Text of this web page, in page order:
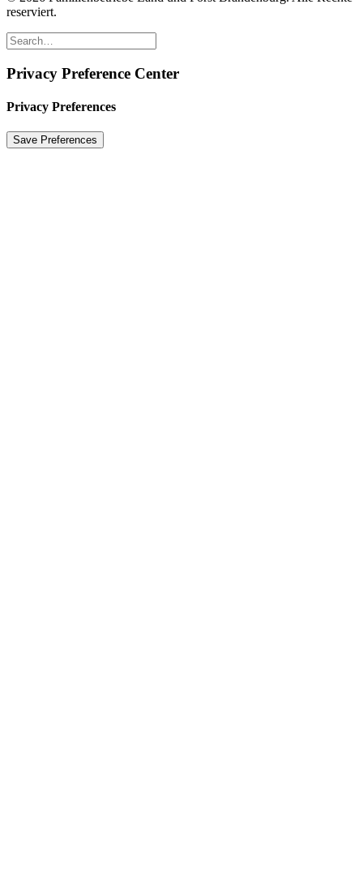
reserviert.
Privacy Preference Center
Privacy Preferences